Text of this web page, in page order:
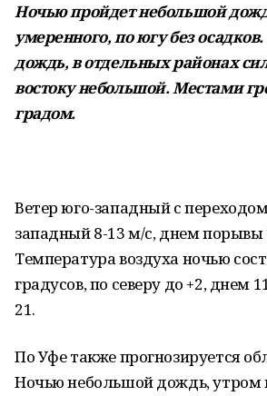
Ночью пройдет небольшой
умеренного, по югу без
дождь, в отдельных районах
востоку небольшой. Местами
градом.
Ветер юго-западный с
западный 8-13 м/с, днем порывы
Температура воздуха ночью
градусов, по северу до +2, днем
21.
По Уфе также прогнозируется
Ночью небольшой дождь, утром